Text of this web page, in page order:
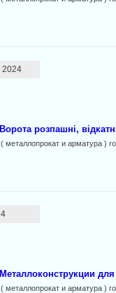
2024
Ворота розпашні,
( металлопрокат и арматура )
Металлоконструкции
( металлопрокат и арматура )